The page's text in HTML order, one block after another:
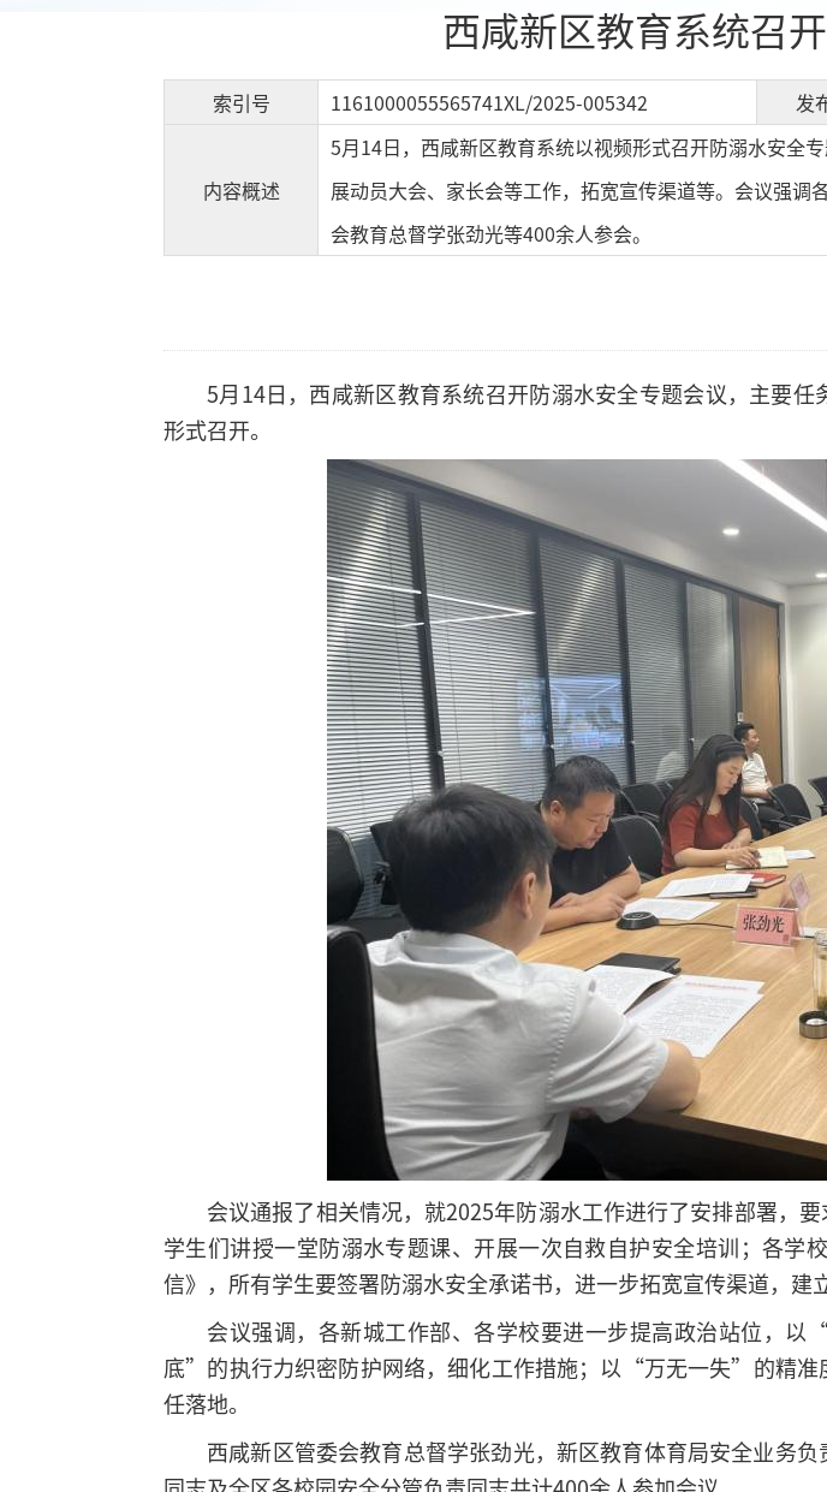
西咸新区教育系统召
索引号 1161000055565741XL/2025-005342 发
内容概述
5月14日，西咸新区教育系统以视频形式召开防溺水安全
展动员大会、家长会等工作，拓宽宣传渠道等。会议强
会教育总督学张劲光等400余人参会。
5月14日，西咸新区教育系统召开防溺水安全专题会议，主要
形式召开。
会议通报了相关情况，就2025年防溺水工作进行了安排部署，
学生们讲授一堂防溺水专题课、开展一次自救自护安全培训；各
信》，所有学生要签署防溺水安全承诺书，进一步拓宽宣传渠道，建
会议强调，各新城工作部、各学校要进一步提高政治站位，
底”的执行力织密防护网络，细化工作措施；以“万无一失”的精
任落地。
西咸新区管委会教育总督学张劲光，新区教育体育局安全业务